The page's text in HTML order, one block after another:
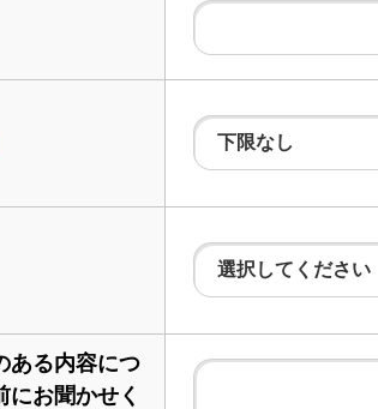
下限なし
選択してください
ある内容につ
にお聞かせく